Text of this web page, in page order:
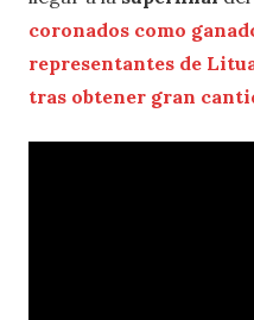
coronados como
representantes de
tras obtener gran